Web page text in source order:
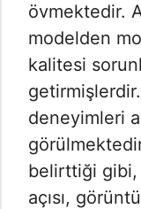
övmektedir.
modelden
kalitesi
deneyimleri
belirttiği gibi,
açısı,